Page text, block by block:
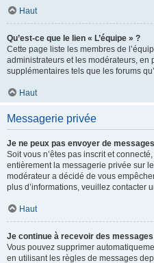
Haut
Qu’est-ce que le lien « L’équipe » ?
Cette page liste les membres de
administrateurs et les modérateurs, en
supplémentaires tels que les forums
Haut
Messagerie privée
Je ne peux pas envoyer de
Soit vous n’êtes pas inscrit et
entièrement la messagerie privée sur
modérateur a décidé de vous
plus d’informations, veuillez contacter
Haut
Je continue à recevoir des
Vous pouvez supprimer
en utilisant les règles de messages